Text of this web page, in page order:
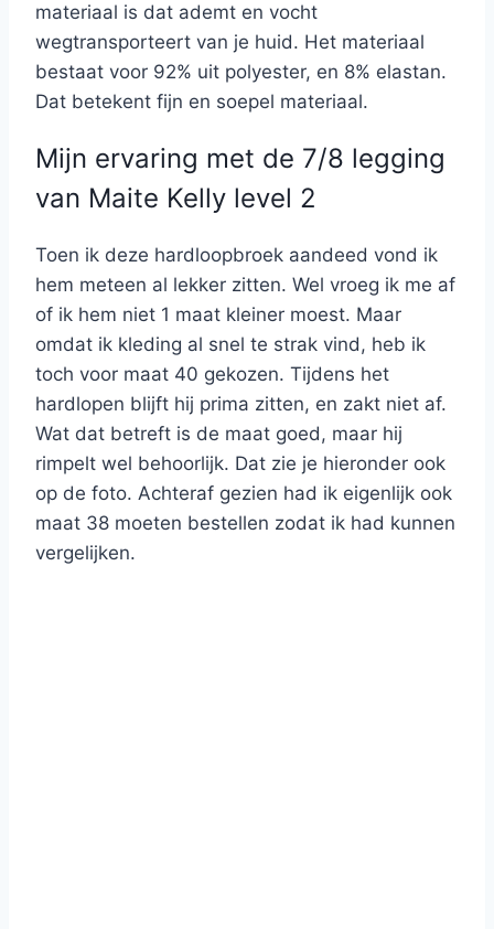
materiaal is dat ademt en vocht
wegtransporteert van je huid. Het materiaal
bestaat voor 92% uit polyester, en 8% elastan.
Dat betekent fijn en soepel materiaal.
Mijn ervaring met de 7/8 legging
van Maite Kelly level 2
Toen ik deze hardloopbroek aandeed vond ik
hem meteen al lekker zitten. Wel vroeg ik me af
of ik hem niet 1 maat kleiner moest. Maar
omdat ik kleding al snel te strak vind, heb ik
toch voor maat 40 gekozen. Tijdens het
hardlopen blijft hij prima zitten, en zakt niet af.
Wat dat betreft is de maat goed, maar hij
rimpelt wel behoorlijk. Dat zie je hieronder ook
op de foto. Achteraf gezien had ik eigenlijk ook
maat 38 moeten bestellen zodat ik had kunnen
vergelijken.